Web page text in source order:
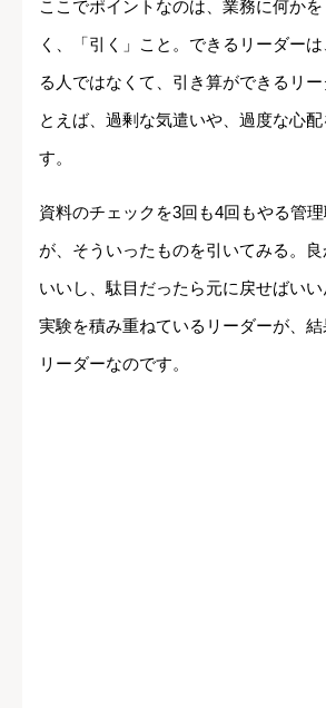
ここでポイントなのは、業務に何か
く、「引く」こと。できるリーダー
る人ではなくて、引き算ができるリ
とえば、過剰な気遣いや、過度な心
す。
資料のチェックを3回も4回もやる管
が、そういったものを引いてみる。
いいし、駄目だったら元に戻せばい
実験を積み重ねているリーダーが、
リーダーなのです。